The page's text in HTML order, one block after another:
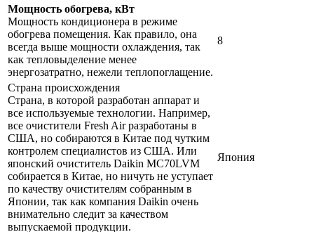
Мощность обогрева, кВт
Мощность кондиционера в режиме
обогрева помещения. Как правило, она
всегда выше мощности охлаждения, так
как тепловыделение менее
энергозатратно, нежели теплопоглащение.
8
Страна происхождения
Страна, в которой разработан аппарат и
все используемые технологии. Например,
все очистители Fresh Air разработаны в
США, но собираются в Китае под чутким
контролем специалистов из США. Или
японский очиститель Daikin MC70LVM
собирается в Китае, но ничуть не уступает
по качеству очистителям собранным в
Японии, так как компания Daikin очень
внимательно следит за качеством
выпускаемой продукции.
Япония